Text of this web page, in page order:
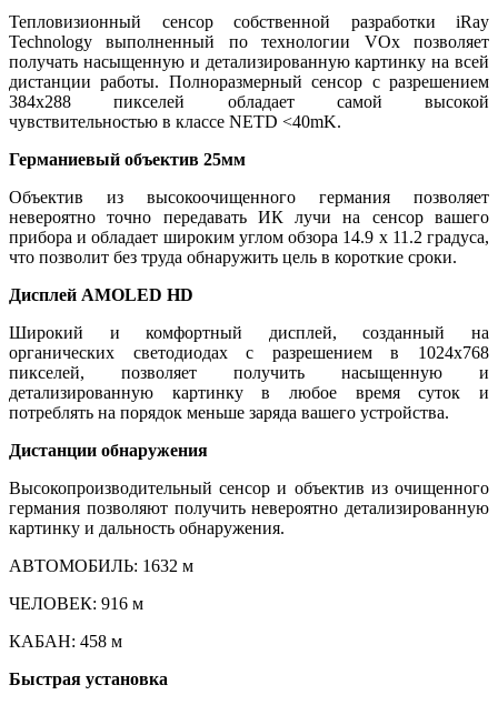
Тепловизионный сенсор собственной разработки iRay
Technology выполненный по технологии VOx позволяет
получать насыщенную и детализированную картинку на всей
дистанции работы. Полноразмерный сенсор с разрешением
384x288 пикселей обладает самой высокой
чувствительностью в классе NETD <40mK.
Германиевый объектив 25мм
Объектив из высокоочищенного германия позволяет
невероятно точно передавать ИК лучи на сенсор вашего
прибора и обладает широким углом обзора 14.9 x 11.2 градуса,
что позволит без труда обнаружить цель в короткие сроки.
Дисплей AMOLED HD
Широкий и комфортный дисплей, созданный на
органических светодиодах с разрешением в 1024x768
пикселей, позволяет получить насыщенную и
детализированную картинку в любое время суток и
потреблять на порядок меньше заряда вашего устройства.
Дистанции обнаружения
Высокопроизводительный сенсор и объектив из очищенного
германия позволяют получить невероятно детализированную
картинку и дальность обнаружения.
АВТОМОБИЛЬ: 1632 м
ЧЕЛОВЕК: 916 м
КАБАН: 458 м
Быстрая установка